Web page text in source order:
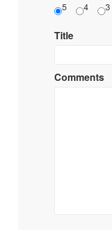
5 4 3
Title
Comments